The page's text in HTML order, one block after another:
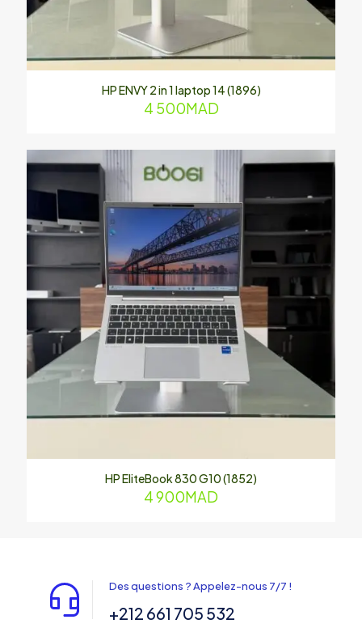
HP ENVY 2 in 1 laptop 14 (1896)
4 500MAD
HP EliteBook 830 G10 (1852)
4 900MAD
Des questions ? Appelez-nous 7/7 !
+212 661 705 532